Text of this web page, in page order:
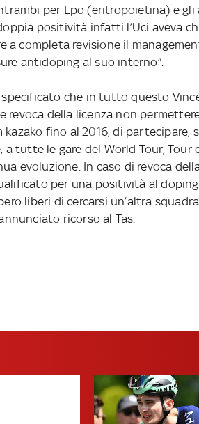
per Epo (eritropoietina) e
positività infatti l’Uci aveva
a completa revisione il
antidoping al suo interno”.
specificato che in tutto questo
revoca della licenza non
fino al 2016, di partecipare,
tutte le gare del World Tour, Tour
evoluzione. In caso di revoca
per una positività al
liberi di cercarsi un’altra squadra.
ricorso al Tas.